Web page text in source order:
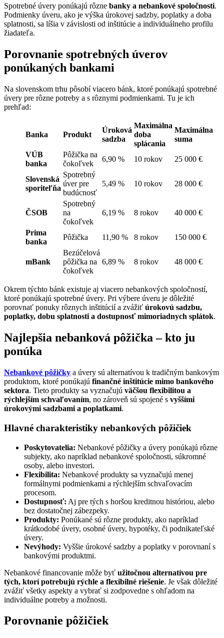
Spotrebné úvery ponúkajú rôzne banky a nebankové spoločnosti.
Podmienky úveru, ako je výška úrokovej sadzby, poplatky a doba
splatnosti, sa líšia v závislosti od inštitúcie a individuálneho profilu
žiadateľa.
Porovnanie spotrebných úverov
ponúkaných bankami
Na slovenskom trhu pôsobí viacero bánk, ktoré ponúkajú spotrebné
úvery pre rôzne potreby a s rôznymi podmienkami. Tu je ich
prehľad:
Banka Produkt
Úroková
sadzba
Maximálna
doba
splácania
Maximálna
suma
VÚB
banka
Pôžička na
čokoľvek
6,90 % 10 rokov 25 000 €
Slovenská
sporiteľňa
Spotrebný
úver pre
budúcnosť
5,49 % 10 rokov 28 000 €
ČSOB
Spotrebný
na
čokoľvek
6,19 % 8 rokov 40 000 €
Prima
banka
Pôžička 11,90 % 8 rokov 150 000 €
mBank
Bezúčelová
pôžička na
čokoľvek
6,89 % 8 rokov 48 000 €
Okrem týchto bánk existuje aj viacero nebankových spoločností,
ktoré ponúkajú spotrebné úvery. Pri výbere úveru je dôležité
porovnať ponuky rôznych inštitúcií a zvážiť úrokovú sadzbu,
poplatky, dobu splatnosti a dostupnosť mimoriadnych splátok.
Najlepšia nebanková pôžička – kto ju
ponúka
Nebankové pôžičky a úvery sú alternatívou k tradičným bankovým
produktom, ktoré ponúkajú finančné inštitúcie mimo bankového
sektora. Tieto produkty sa vyznačujú väčšou flexibilitou a
rýchlejším schvaľovaním, no zároveň sú spojené s vyššími
úrokovými sadzbami a poplatkami.
Hlavné charakteristiky nebankových pôžičiek
Poskytovatelia: Nebankové pôžičky a úvery ponúkajú rôzne
subjekty, ako napríklad nebankové spoločnosti, súkromné
osoby, alebo investori.
Flexibilita: Nebankové produkty sa vyznačujú menej
formálnymi podmienkami a rýchlejším schvaľovacím
procesom.
Dostupnosť: Aj pre tých s horšou kreditnou históriou, alebo
bez dostatočnej zábezpeky.
Produkty: Ponúkané sú rôzne produkty, ako napríklad
krátkodobé úvery, osobné úvery, hypotéky, či podnikateľské
úvery.
Nevýhody: Vyššie úrokové sadzby a poplatky v porovnaní s
bankovými produktmi.
Nebankové financovanie môže byť užitočnou alternatívou pre
tých, ktorí potrebujú rýchle a flexibilné riešenie. Je však dôležité
zvážiť všetky aspekty a vybrať si zodpovedne s ohľadom na
individuálne potreby a možnosti.
Porovnanie pôžičiek